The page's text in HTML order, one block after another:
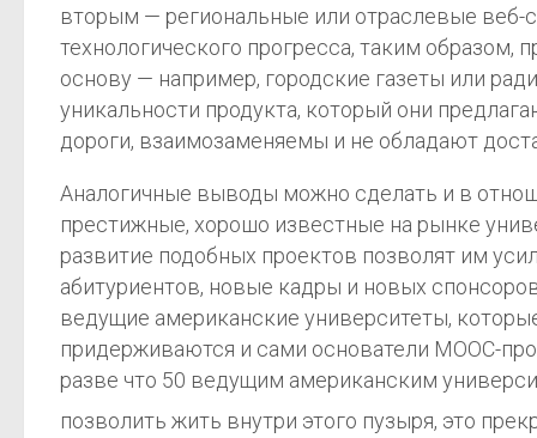
вторым — региональные или отраслевые веб-
технологического прогресса, таким
основу — например, городские газеты или
уникальности продукта, который они
дороги, взаимозаменяемы и не обладают
Аналогичные выводы можно сделать и в
престижные, хорошо известные на рынке
развитие подобных проектов позволят им
абитуриентов, новые кадры и новых
ведущие американские университеты,
придерживаются и сами основатели MOOC-
разве что 50 ведущим американским
позволить жить внутри этого пузыря, это